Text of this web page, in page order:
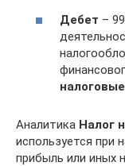
Дебет –
Аналитика Налог
используется при
прибыль или иных